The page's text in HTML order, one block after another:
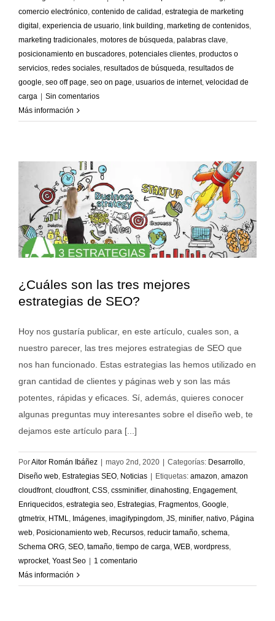
comercio electrónico contenido de calidad estrategia de marketing
digital experiencia de usuario link building marketing de contenidos
marketing tradicionales motores de búsqueda palabras clave
posicionamiento en buscadores potenciales clientes productos o
servicios redes sociales resultados de búsqueda resultados de
google seo off page seo on page usuarios de internet, velocidad de
carga | Sin comentarios
Más información
¿Cuáles son las tres mejores
estrategias de SEO?
Hoy nos gustaría publicar, en este artículo, cuales son, a
nuestro parecer, las tres mejores estrategias de SEO que
nos han funcionado. Estas estrategias las hemos utilizado en
gran cantidad de clientes y páginas web y son las más
potentes, rápidas y eficaces. Sí, además, quieres conocer
algunas preguntas muy interesantes sobre el diseño web, te
dejamos este artículo para [...]
PorAitor Román Ibáñez mayo 2nd, 2020 Categorías: Desarrollo,
Diseño web, Estrategias SEO, Noticias Etiquetas: amazon, amazon
cloudfront, cloudfront, CSS, cssminifier, dinahosting, Engagement,
Enriquecidos, estrategia seo, Estrategias, Fragmentos, Google,
gtmetrix, HTML, Imágenes, imagifypingdom, JS, minifier, nativo, Página
web, Posicionamiento web, Recursos, reducir tamaño, schema,
Schema ORG, SEO, tamaño, tiempo de carga, WEB, wordpress,
wprocket, Yoast Seo
1 comentario
Más información